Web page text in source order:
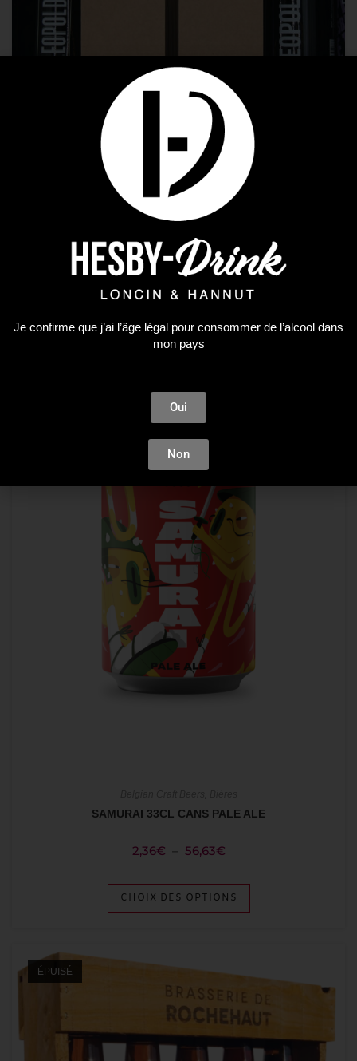
Coffrets Bières
Coffret Leopold 7
€
,
SAMURAI 33CL CANS PALE ALE
2,36€ 56,63€
CHOIX DES OPTIONS
ÉPUISÉ
Je confirme que j’ai l’âge légal pour consommer de l’alcool dans
mon pays
Oui
Non